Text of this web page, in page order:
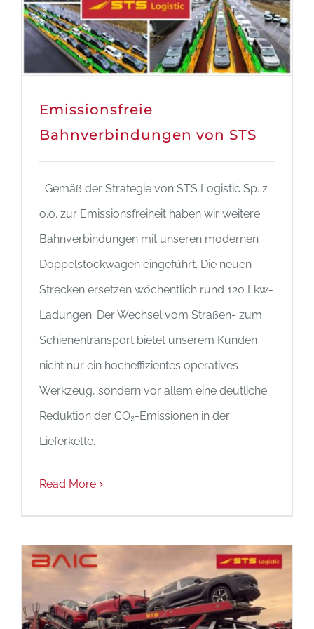
Emissionsfreie
Bahnverbindungen von STS
Gemäß der Strategie von STS Logistic Sp. z
o.o. zur Emissionsfreiheit haben wir weitere
Bahnverbindungen mit unseren modernen
Doppelstockwagen eingeführt. Die neuen
Strecken ersetzen wöchentlich rund 120 Lkw-
Ladungen. Der Wechsel vom Straßen- zum
Schienentransport bietet unserem Kunden
nicht nur ein hocheffizientes operatives
Werkzeug, sondern vor allem eine deutliche
Reduktion der CO₂-Emissionen in der
Lieferkette.
Read More